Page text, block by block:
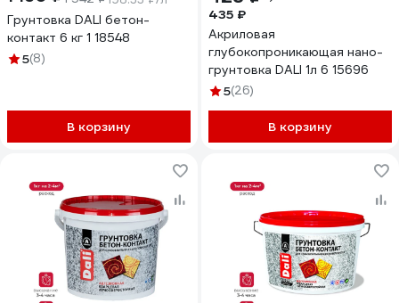
Грунтовка DALI бетон-
контакт 6 кг 1 18548
5(8)
В корзину
435 ₽
Акриловая
глубокопроникающая нано-
грунтовка DALI 1л 6 15696
5(26)
В корзину